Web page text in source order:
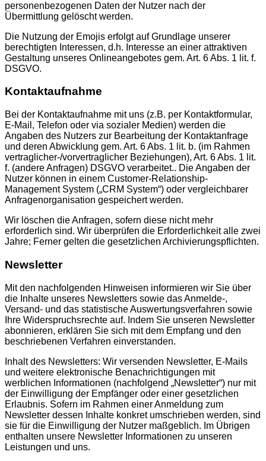
personenbezogenen Daten der Nutzer nach der
Übermittlung gelöscht werden.
Die Nutzung der Emojis erfolgt auf Grundlage unserer
berechtigten Interessen, d.h. Interesse an einer attraktiven
Gestaltung unseres Onlineangebotes gem. Art. 6 Abs. 1 lit. f.
DSGVO.
Kontaktaufnahme
Bei der Kontaktaufnahme mit uns (z.B. per Kontaktformular,
E-Mail, Telefon oder via sozialer Medien) werden die
Angaben des Nutzers zur Bearbeitung der Kontaktanfrage
und deren Abwicklung gem. Art. 6 Abs. 1 lit. b. (im Rahmen
vertraglicher-/vorvertraglicher Beziehungen), Art. 6 Abs. 1 lit.
f. (andere Anfragen) DSGVO verarbeitet.. Die Angaben der
Nutzer können in einem Customer-Relationship-
Management System („CRM System“) oder vergleichbarer
Anfragenorganisation gespeichert werden.
Wir löschen die Anfragen, sofern diese nicht mehr
erforderlich sind. Wir überprüfen die Erforderlichkeit alle zwei
Jahre; Ferner gelten die gesetzlichen Archivierungspflichten.
Newsletter
Mit den nachfolgenden Hinweisen informieren wir Sie über
die Inhalte unseres Newsletters sowie das Anmelde-,
Versand- und das statistische Auswertungsverfahren sowie
Ihre Widerspruchsrechte auf. Indem Sie unseren Newsletter
abonnieren, erklären Sie sich mit dem Empfang und den
beschriebenen Verfahren einverstanden.
Inhalt des Newsletters: Wir versenden Newsletter, E-Mails
und weitere elektronische Benachrichtigungen mit
werblichen Informationen (nachfolgend „Newsletter“) nur mit
der Einwilligung der Empfänger oder einer gesetzlichen
Erlaubnis. Sofern im Rahmen einer Anmeldung zum
Newsletter dessen Inhalte konkret umschrieben werden, sind
sie für die Einwilligung der Nutzer maßgeblich. Im Übrigen
enthalten unsere Newsletter Informationen zu unseren
Leistungen und uns.